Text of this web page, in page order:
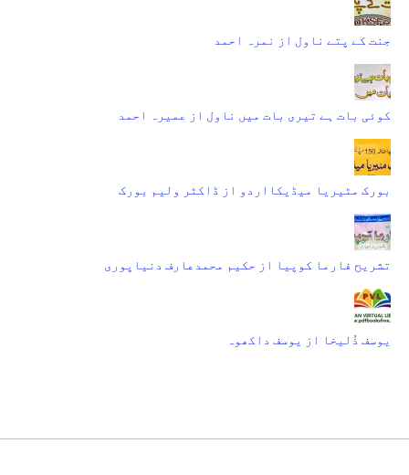
جنت کے پتے ناول از نمرہ احمد
کوئی بات ہے تیری بات میں ناول از عمیرہ احمد
بورک مٹیریا میڈیکااردو از ڈاکٹر ولیم بورک
تشریح فارما کوپیا از حکیم محمدعارف دنیاپوری
یوسف ذُلیخا از یوسف داکھوہ